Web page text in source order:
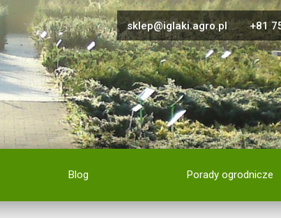
sklep@iglaki.agro.pl +81
Blog Porady ogrodnicze